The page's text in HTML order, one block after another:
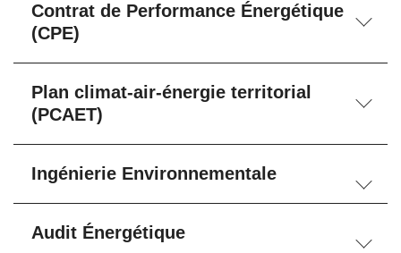
Contrat de Performance Énergétique
(CPE)
Plan climat-air-énergie territorial
(PCAET)
Ingénierie Environnementale
Audit Énergétique